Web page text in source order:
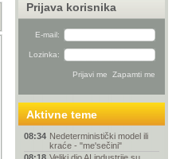
Prijava korisnika
E-mail:
Lozinka:
Aktivne teme
08:34 Nedeterministički model ili
kraće - "me'sečini"